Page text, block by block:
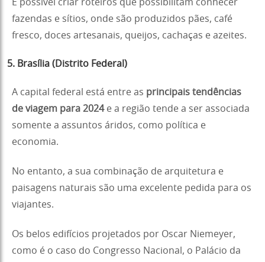
É possível criar roteiros que possibilitam conhecer
fazendas e sítios, onde são produzidos pães, café
fresco, doces artesanais, queijos, cachaças e azeites.
5. Brasília (Distrito Federal)
A capital federal está entre as principais tendências
de viagem para 2024 e a região tende a ser associada
somente a assuntos áridos, como política e
economia.
No entanto, a sua combinação de arquitetura e
paisagens naturais são uma excelente pedida para os
viajantes.
Os belos edifícios projetados por Oscar Niemeyer,
como é o caso do Congresso Nacional, o Palácio da